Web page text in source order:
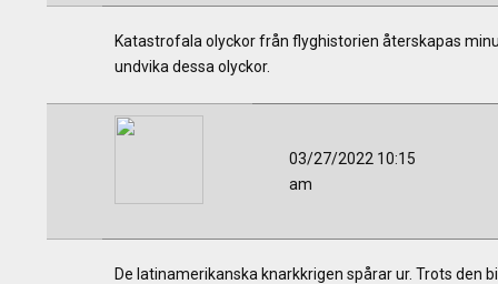
Katastrofala olyckor från flyghistorien återskapas
undvika dessa olyckor.
03/27/2022 10:15
am
De latinamerikanska knarkkrigen spårar ur. Trots den